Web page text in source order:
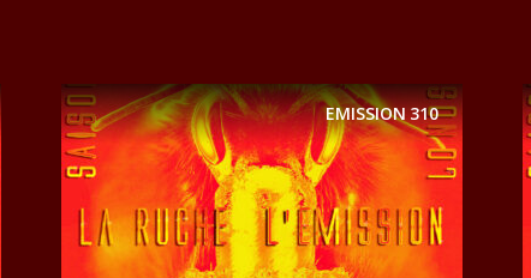
EMISSION310